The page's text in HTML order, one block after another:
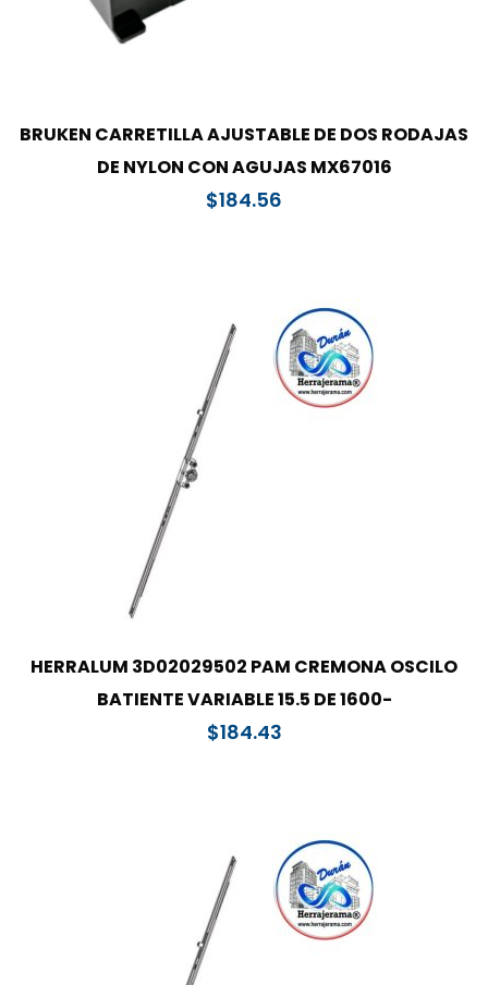
BRUKEN CARRETILLA AJUSTABLE DE DOS RODAJAS
DE NYLON CON AGUJAS MX67016
$184.56
HERRALUM 3D02029502 PAM CREMONA OSCILO
BATIENTE VARIABLE 15.5 DE 1600-
$184.43